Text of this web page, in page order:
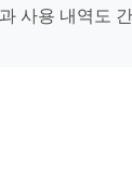
사용 내역도